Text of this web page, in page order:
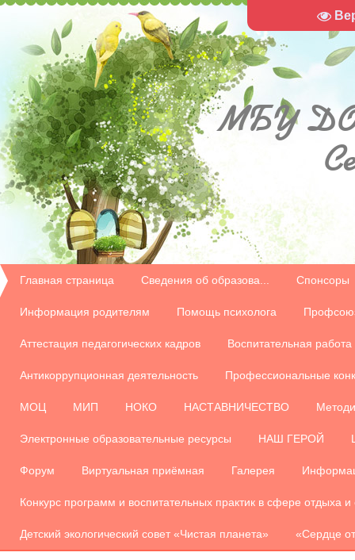
МБУ
Главная страница Сведения об образова... Спонсоры
Информация родителям Помощь психолога
Аттестация педагогических кадров Воспитательная работа
Антикоррупционная деятельность Профессиональные
МОЦ МИП НОКО НАСТАВНИЧЕСТВО
Электронные образовательные ресурсы НАШ ГЕРОЙ
Форум Виртуальная приёмная Галерея
Конкурс программ и воспитательных практик в сфере отдыха
Детский экологический совет «Чистая планета» «Сердце